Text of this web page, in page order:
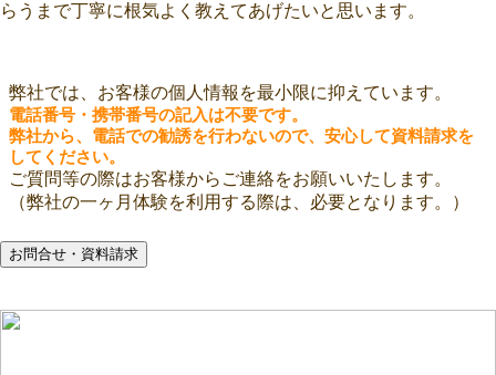
らうまで丁寧に根気よく教えてあげたいと思います。
弊社では、お客様の個人情報を最小限に抑えています。
電話番号・携帯番号の記入は不要です。
弊社から、電話での勧誘を行わないので、安心して資料請求を
してください。
ご質問等の際はお客様からご連絡をお願いいたします。
（弊社の一ヶ月体験を利用する際は、必要となります。）
お問合せ・資料請求